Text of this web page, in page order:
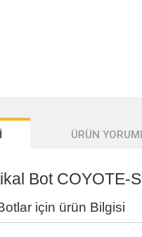
ÜRÜN
Bot COYOTE-
için ürün Bilgisi